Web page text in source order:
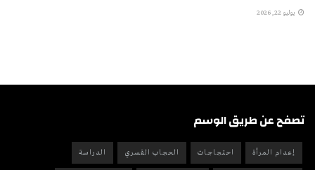
يوليو 22, 2026
تصفح عن طريق الوسم
إعدام المرأة احتجاجات الحجاب القسري الدراسة